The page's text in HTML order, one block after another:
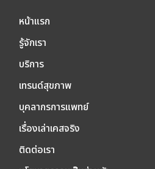
หน้าแรก
รู้จักเรา
บริการ
เทรนด์สุขภาพ
บุคลากรการแพทย์
เรื่องเล่าเคสจริง
ติดต่อเรา